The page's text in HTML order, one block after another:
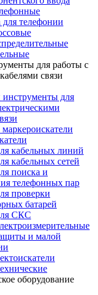
телефонии
для работы с
связи
для
кабельных линий
кабельных сетей
поиска и
телефонных пар
проверки
батарей
СКС
и малой
оборудование